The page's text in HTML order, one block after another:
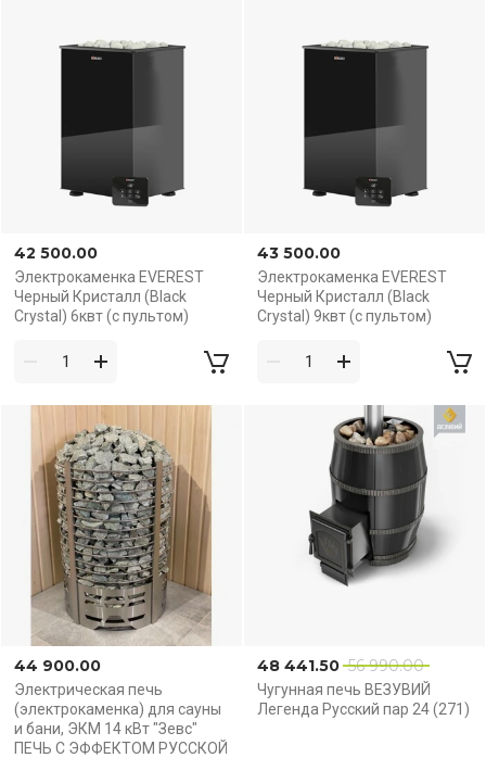
42 500.00
Электрокаменка EVEREST
Черный Кристалл (Black
Crystal) 6квт (с пультом)
43 500.00
Электрокаменка EVEREST
Черный Кристалл (Black
Crystal) 9квт (с пультом)
44 900.00
Электрическая печь
(электрокаменка) для сауны
и бани, ЭКМ 14 кВт "Зевс"
ПЕЧЬ С ЭФФЕКТОМ РУССКОЙ
56 990.00
48 441.50
Чугунная печь ВЕЗУВИЙ
Легенда Русский пар 24 (271)